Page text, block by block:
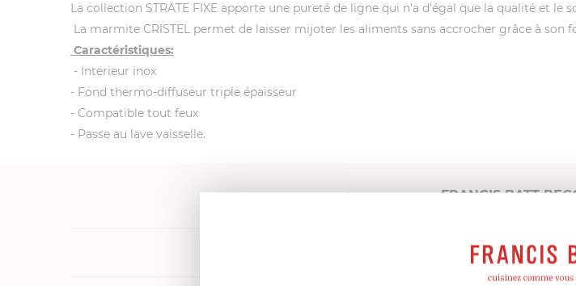
La collection STRATE FIXE apporte une pureté de ligne qui n'a d'égal que la qualité et
La marmite CRISTEL permet de laisser mijoter les aliments sans accrocher grâce à son
Caractéristiques:
- Interieur inox
- Fond thermo-diffuseur triple épaisseur
- Compatible tout feux
- Passe au lave vaisselle.
FRANCIS BATT
Consommables